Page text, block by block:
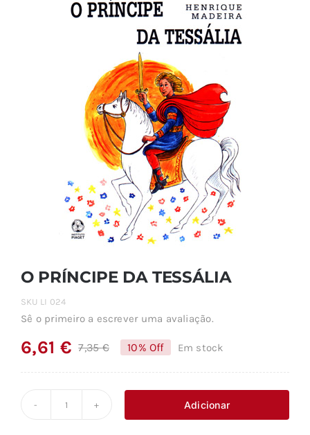
O PRÍNCIPE DA TESSÁLIA
SKU LI 024
Sê o primeiro a escrever uma avaliação.
7,35€O
era:
6,61 €
O 10% Off Em stock
Adicionar